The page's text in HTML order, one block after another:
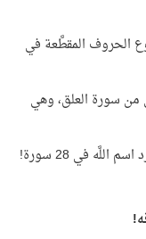
وهذا هو مجموع الحروف المقطَّعة في
سورة العلق، وهي
في 28 سورة!